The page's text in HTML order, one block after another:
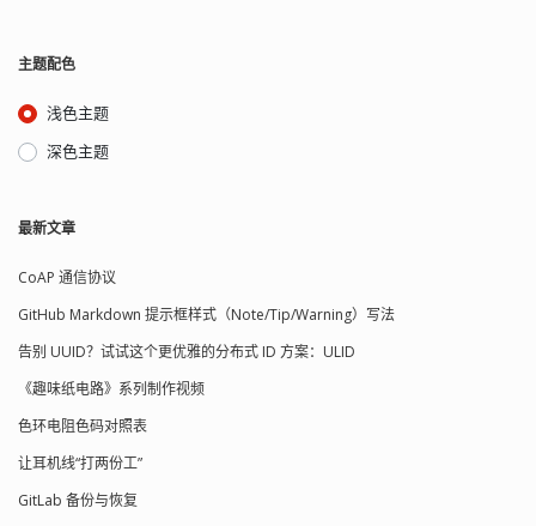
径。 单击“计算机-属性-高级系统设置”，
单击“环境变量”。在“系统变量”栏下单击
建 JAVA_HOME，变量值：C:\Program
Files\Java\jdk1.8.0_191（即JDK的安装
路径） (2) 编辑 Path，在原变量值的最
(3) 新建 classpath, 变量
说明：jdk 需要配置三个环境变量； 1.5
之后可以不再设置 classpath，但建议保
留 classpath 设置。 重启使环境变量生
效。 3、测试 打开 CMD 执行 javac -
主题配色
浅色主题
深色主题
最新文章
CoAP 通信协议
GitHub Markdown 提示框样式（Note/Tip/Warning）写法
告别 UUID？试试这个更优雅的分布式 ID 方案：ULID
《趣味纸电路》系列制作视频
色环电阻色码对照表
让耳机线“打两份工”
GitLab 备份与恢复